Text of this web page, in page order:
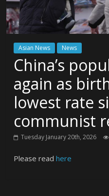
Asian News News
China’s
again as
lowest rate
communist
Tuesday January 20th, 2026
Please readhere